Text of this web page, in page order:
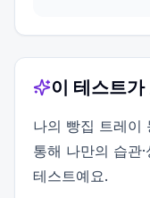
이 테스트
나의 빵집 트레이
통해 나만의 습관
테스트예요.